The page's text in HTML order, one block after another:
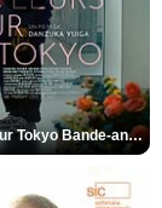
Des Fleurs pour Tokyo Bande-annonce VO STFR